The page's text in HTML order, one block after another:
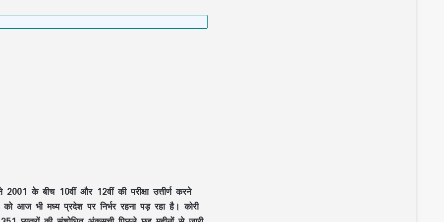
के बीच 10वीं और 12वीं की परीक्षा उत्तीर्ण करने
आज भी मध्य प्रदेश पर निर्भर रहना पड़ रहा है। कोरी